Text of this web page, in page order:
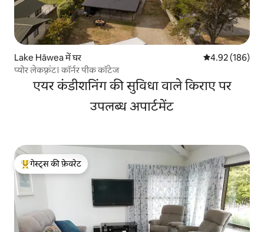
Lake Hāwea में घर औसत रेटिंग 5 में से
4.92 (186)
प्योर लेकफ़्रंट। कॉर्नर पीक कॉटेज
एयर कंडीशनिंग की सुविधा वाले किराए पर
उपलब्ध अपार्टमेंट
गेस्ट्स का टॉप फ़ेवरेट
गेस्ट्स की फ़ेवरेट